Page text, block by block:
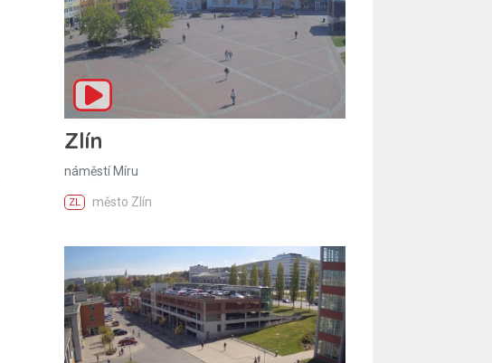
Zlín
náměstí Míru
ZL město Zlín